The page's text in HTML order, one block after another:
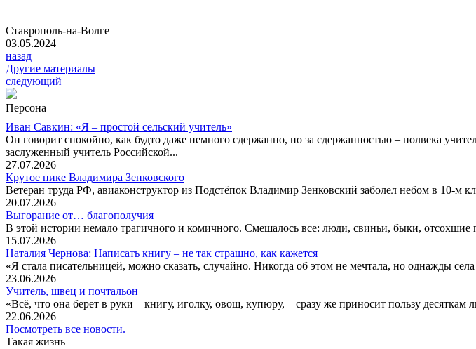
Ставрополь-на-Волге
03.05.2024
назад
Другие материалы
следующий
Персона
Иван Савкин: «Я – простой сельский учитель»
Он говорит спокойно, как будто даже немного сдержанно, но за сдержанностью – полвека
заслуженный учитель Российской...
27.07.2026
Крутое пике Владимира Зенковского
Ветеран труда РФ, авиаконструктор из Подстёпок Владимир Зенковский заболел небом в 10-м
20.07.2026
Выгорание от… благополучия
В этой истории немало трагичного и комичного. Смешалось все: люди, свиньи, быки,
15.07.2026
Наталия Чернова: Написать книгу – не так страшно, как кажется
«Я стала писательницей, можно сказать, случайно. Никогда об этом не мечтала, но однажды
23.06.2026
Учитель, швец и почтальон
«Всё, что она берет в руки – книгу, иголку, овощ, купюру, – сразу же приносит пользу
22.06.2026
Посмотреть все новости.
Такая жизнь